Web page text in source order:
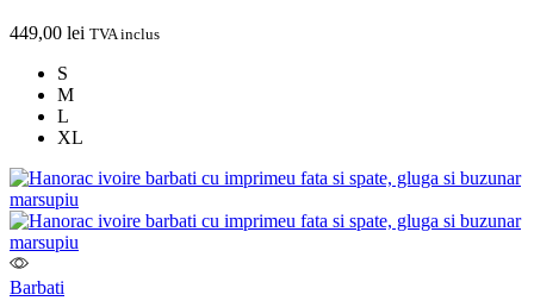
449,00 lei TVA inclus
S
M
L
XL
Barbati